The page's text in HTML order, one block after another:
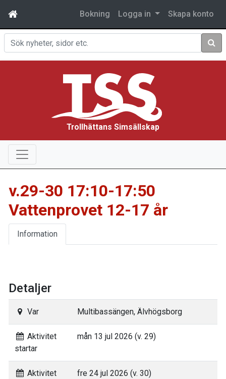
Bokning Logga in Skapa konto
Sök
Trollhättans Simsällskap
v.29-30 17:10-17:50
Vattenprovet 12-17 år
Information
Detaljer
Var Multibassängen, Älvhögsborg
Aktivitet
startar
mån 13 jul 2026 (v. 29)
Aktivitet
fre 24 jul 2026 (v. 30)